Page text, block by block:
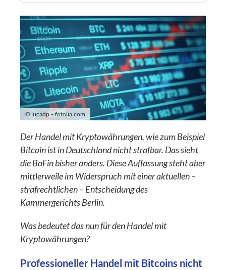
© lucadp – fotolia.com
Der Handel mit Kryptowährungen, wie zum Beispiel
Bitcoin ist in Deutschland nicht strafbar. Das sieht
die BaFin bisher anders. Diese Auffassung steht aber
mittlerweile im Widerspruch mit einer aktuellen –
strafrechtlichen – Entscheidung des
Kammergerichts Berlin.
Was bedeutet das nun für den Handel mit
Kryptowährungen?
Professioneller Handel mit Bitcoins nicht